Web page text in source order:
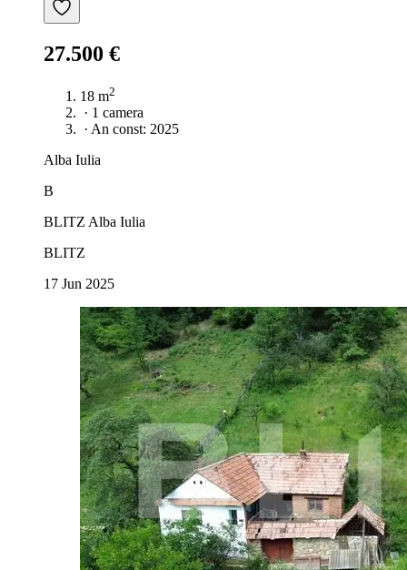
27.500 €
18 m2
· 1 camera
· An const: 2025
Alba Iulia
B
BLITZ Alba Iulia
BLITZ
17 Jun 2025